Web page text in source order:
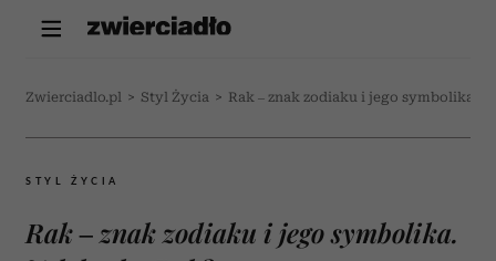
Zwierciadlo.pl > Styl Życia > Rak – znak zodiaku i jego symbolika.
STYL ŻYCIA
Rak – znak zodiaku i jego symbolika.